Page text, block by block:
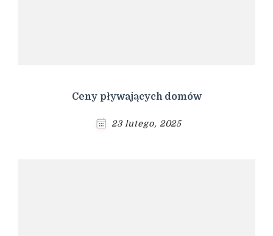
Ceny pływających domów
23 lutego, 2025